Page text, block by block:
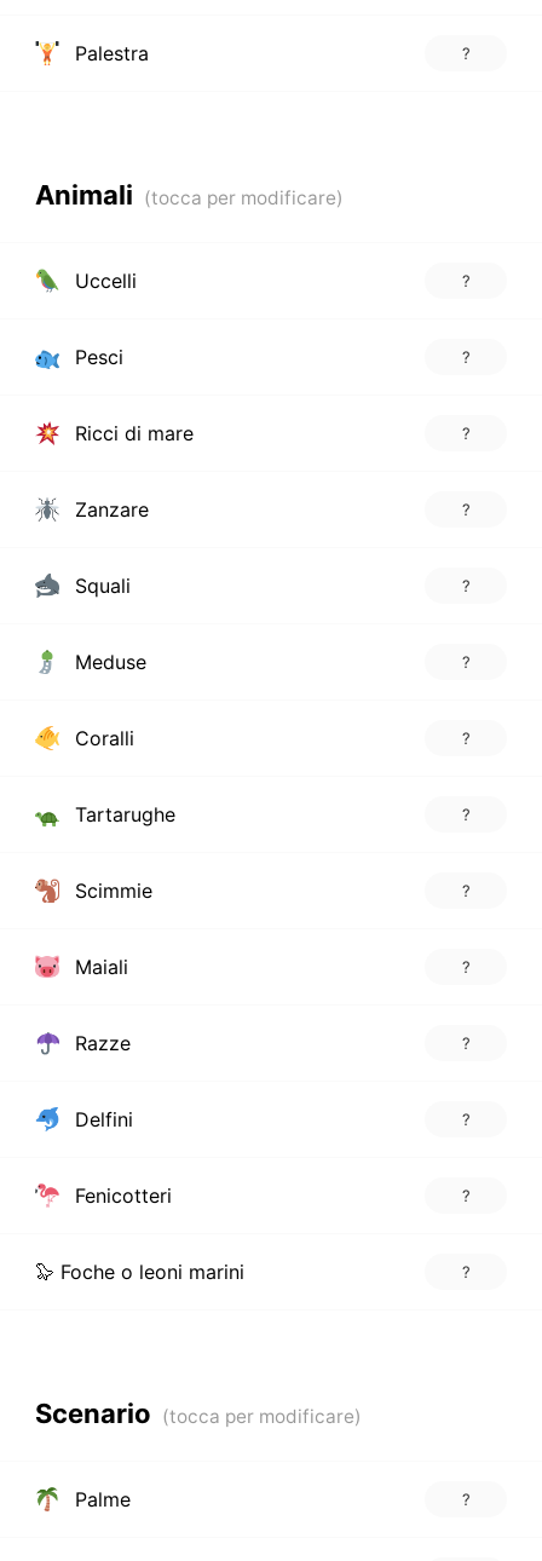
Palestra ?
Animali
Uccelli ?
Pesci ?
Ricci di mare ?
Zanzare ?
Squali ?
Meduse ?
Coralli ?
Tartarughe ?
Scimmie ?
Maiali ?
Razze ?
Delfini ?
Fenicotteri ?
🦭 Foche o leoni marini ?
Scenario
Palme ?